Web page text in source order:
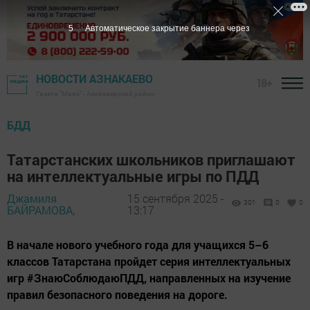
НОВОСТИ АЗНАКАЕВО
БДД
Татарстанских школьников приглашают
на интеллектуальные игры по ПДД
Джамиля
БАЙРАМОВА,
15 сентября 2025 -
13:17
301 0 0
В начале нового учебного года для учащихся 5–6
классов Татарстана пройдет серия интеллектуальных
игр #ЗнаюСоблюдаюПДД, направленных на изучение
правил безопасного поведения на дороге.
4 Автоматическое закрытие баннера через